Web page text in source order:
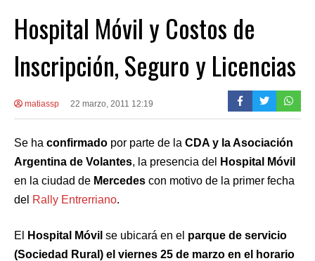
Hospital Móvil y Costos de
Inscripción, Seguro y Licencias
matiassp 22 marzo, 2011 12:19
Se ha confirmado por parte de la CDA y la Asociación
Argentina de Volantes, la presencia del
Hospital Móvil
en la ciudad de Mercedes con motivo de la primer fecha
del Rally Entrerriano.
El Hospital Móvil se ubicará en el parque de servicio
(Sociedad Rural) el viernes 25 de marzo en el horario